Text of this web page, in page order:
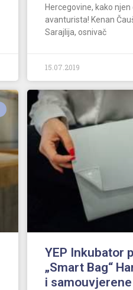
Hercegovine, kako
avanturista! Kenan
Sarajlija, osnivač
15.07.2019
YEP Inkubator
„Smart Bag“
i